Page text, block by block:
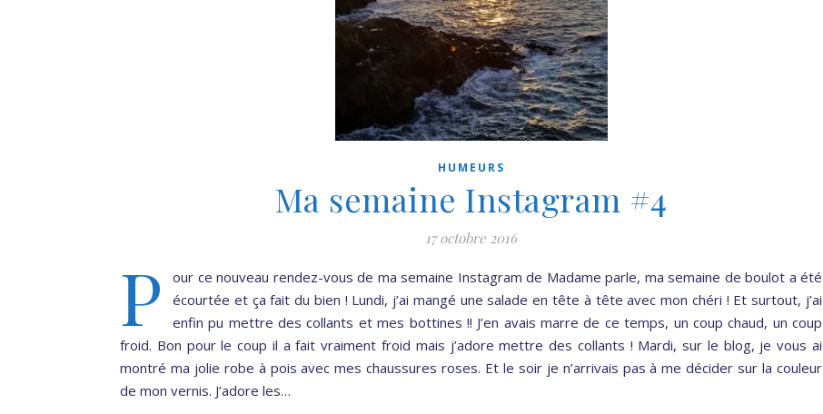
HUMEURS
Ma semaine Instagram #4
17 octobre 2016
P
our ce nouveau rendez-vous de ma semaine Instagram de Madame parle, ma semaine de boulot a été
écourtée et ça fait du bien ! Lundi, j’ai mangé une salade en tête à tête avec mon chéri ! Et surtout, j’ai
enfin pu mettre des collants et mes bottines !! J’en avais marre de ce temps, un coup chaud, un coup
froid. Bon pour le coup il a fait vraiment froid mais j’adore mettre des collants ! Mardi, sur le blog, je vous ai
montré ma jolie robe à pois avec mes chaussures roses. Et le soir je n’arrivais pas à me décider sur la couleur
de mon vernis. J’adore les…